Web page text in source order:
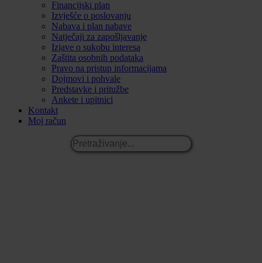
Financijski plan
Izvješće o poslovanju
Nabava i plan nabave
Natječaji za zapošljavanje
Izjave o sukobu interesa
Zaštita osobnih podataka
Pravo na pristup informacijama
Dojmovi i pohvale
Predstavke i pritužbe
Ankete i upitnici
Kontakt
Moj račun
Pretraživanje...